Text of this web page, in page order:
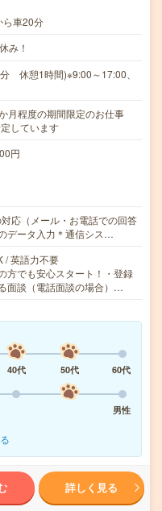
ら車20分
み！
休憩1時間)※9:00～17:00、
月程度の期間限定のお仕事
しています
円
応（メール・お電話での回答
データ入力＊通信シス…
/ 英語力不要
方でも安心スタート！・登録
面談（電話面談の場合）…
40代 50代
60代
男性
詳しく見る